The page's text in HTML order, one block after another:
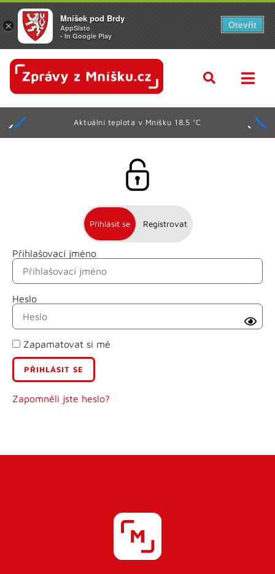
Aktuální teplota v Mníšku 18.5 °C
Přihlásit se Registrovat
Přihlašovací jméno
Heslo
Zapamatovat si mě
Zapomněli jste heslo?
Jméno
Příjmení
E-mail
Uživatelské jméno
×
Mníšek pod Brdy
AppSisto
- In Google Play
Otevřít